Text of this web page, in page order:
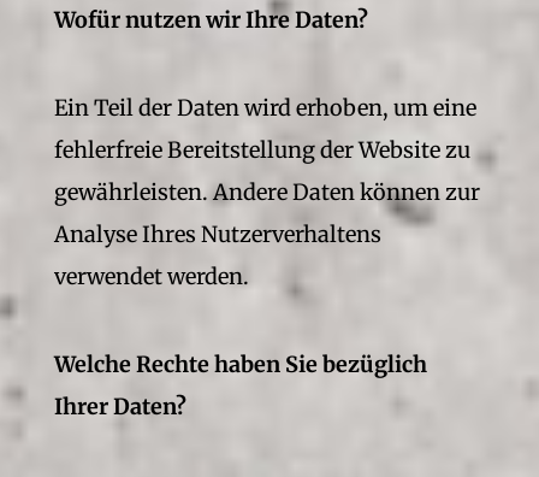
Wofür nutzen wir Ihre Daten?
Ein Teil der Daten wird erhoben, um eine
fehlerfreie Bereitstellung der Website zu
gewährleisten. Andere Daten können zur
Analyse Ihres Nutzerverhaltens
verwendet werden.
Welche Rechte haben Sie bezüglich
Ihrer Daten?